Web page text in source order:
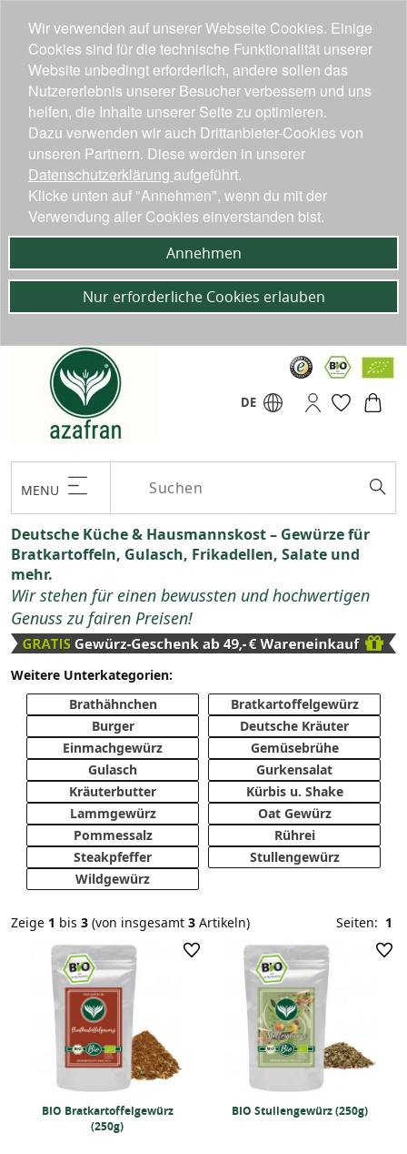
DE
MENU
Deutsche Küche & Hausmannskost – Gewürze für
Bratkartoffeln, Gulasch, Frikadellen, Salate und
mehr.
Wir stehen für einen bewussten und hochwertigen
Genuss zu fairen Preisen!
Weitere Unterkategorien:
Brathähnchen
Bratkartoffelgewürz
Burger
Deutsche Kräuter
Einmachgewürz
Gemüsebrühe
Gulasch
Gurkensalat
Kräuterbutter
Kürbis u. Shake
Lammgewürz
Oat Gewürz
Pommessalz
Rührei
Steakpfeffer
Stullengewürz
Wildgewürz
Zeige 1 bis 3 (von insgesamt 3 Artikeln) Seiten: 1
BIO Bratkartoffelgewürz
(250g)
BIO Stullengewürz (250g)
Wir verwenden auf unserer Webseite Cookies. Einige
Cookies sind für die technische Funktionalität unserer
Website unbedingt erforderlich, andere sollen das
Nutzererlebnis unserer Besucher verbessern und uns
helfen, die Inhalte unserer Seite zu optimieren.
Dazu verwenden wir auch Drittanbieter-Cookies von
unseren Partnern. Diese werden in unserer
Datenschutzerklärung aufgeführt.
Klicke unten auf "Annehmen", wenn du mit der
Verwendung aller Cookies einverstanden bist.
Annehmen
Nur erforderliche Cookies erlauben